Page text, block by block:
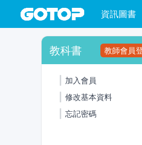
資訊圖書
教科書 教師會員
加入會員
修改基本資料
忘記密碼